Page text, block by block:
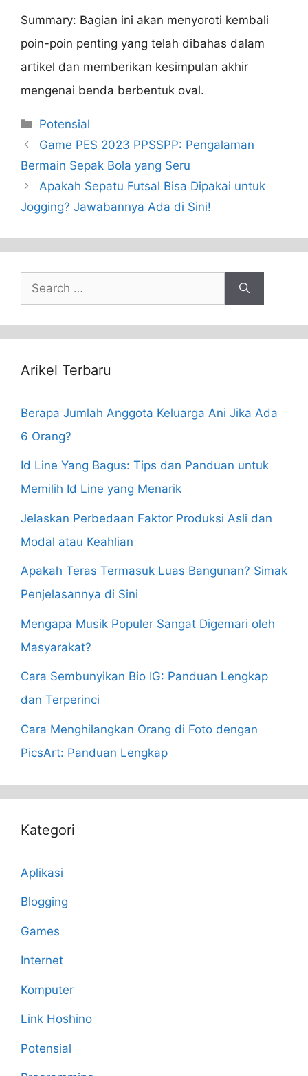
Summary: Bagian ini akan menyoroti kembali
poin-poin penting yang telah dibahas dalam
artikel dan memberikan kesimpulan akhir
mengenai benda berbentuk oval.
Categories
Potensial
Game PES 2023 PPSSPP: Pengalaman
Bermain Sepak Bola yang Seru
Apakah Sepatu Futsal Bisa Dipakai untuk
Jogging? Jawabannya Ada di Sini!
Search
for:
Arikel Terbaru
Berapa Jumlah Anggota Keluarga Ani Jika Ada
6 Orang?
Id Line Yang Bagus: Tips dan Panduan untuk
Memilih Id Line yang Menarik
Jelaskan Perbedaan Faktor Produksi Asli dan
Modal atau Keahlian
Apakah Teras Termasuk Luas Bangunan? Simak
Penjelasannya di Sini
Mengapa Musik Populer Sangat Digemari oleh
Masyarakat?
Cara Sembunyikan Bio IG: Panduan Lengkap
dan Terperinci
Cara Menghilangkan Orang di Foto dengan
PicsArt: Panduan Lengkap
Kategori
Aplikasi
Blogging
Games
Internet
Komputer
Link Hoshino
Potensial